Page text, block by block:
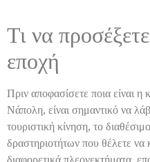
Τι να
εποχή
Πριν αποφασίσετε ποια είναι η
Νάπολη, είναι σημαντικό να
τουριστική κίνηση, το
δραστηριοτήτων που θέλετε να